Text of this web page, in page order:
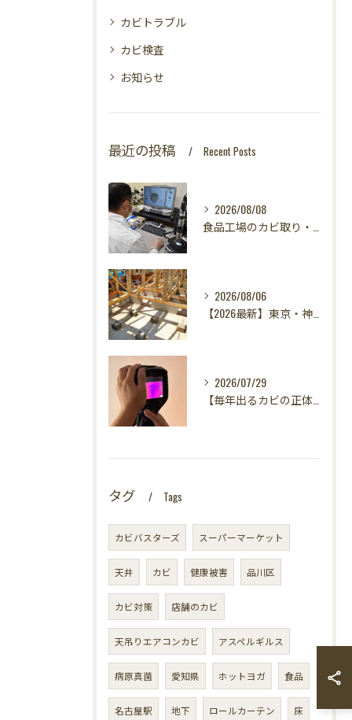
カビトラブル
カビ検査
お知らせ
最近の投稿 Recent Posts
2026/08/08
2026/08/06
2026/07/29
タグ Tags
カビバスターズ スーパーマーケット
天井 カビ 健康被害 品川区
カビ対策 店舗のカビ
天吊りエアコンカビ アスペルギルス
病原真菌 愛知県 ホットヨガ 食品
名古屋駅 地下 ロールカーテン 床